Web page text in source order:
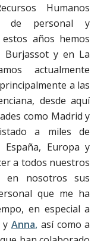
Humanos
de personal y
años hemos
Burjassot y en La
actualmente
a las
desde aquí
como Madrid y
a miles de
Europa y
a todos nuestros
en nosotros sus
que me ha
en especial a
y Anna,así como a